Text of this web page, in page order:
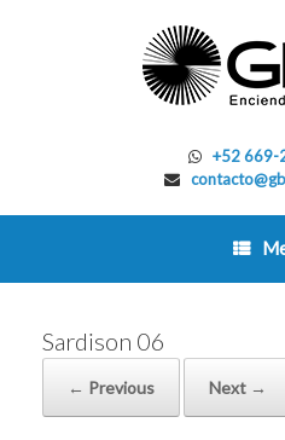
+52 669-
Sardison 06
← Previous Next →